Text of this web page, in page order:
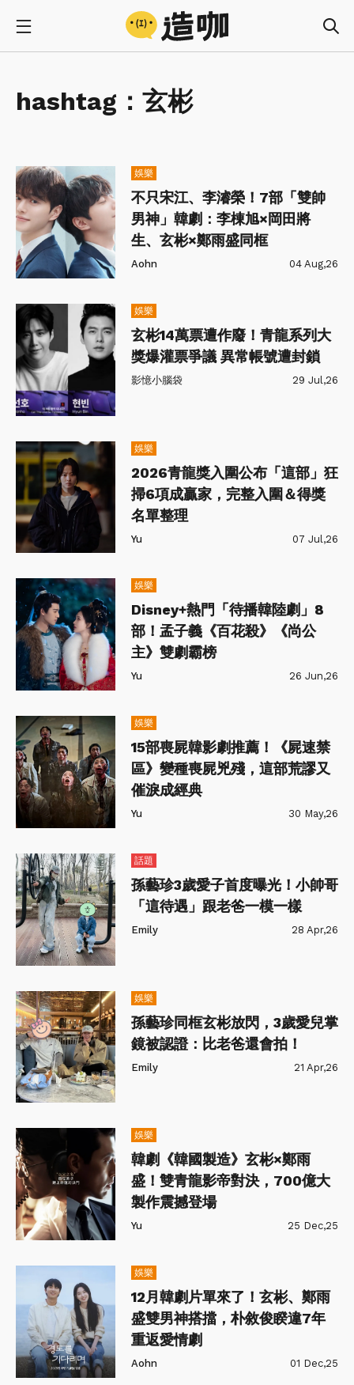
hashtag： 玄彬
娛樂
不只宋江、李濬榮！7部「雙帥
男神」韓劇：李棟旭×岡田將
生、玄彬×鄭雨盛同框
Aohn 04 Aug,26
娛樂
玄彬14萬票遭作廢！青龍系列大
獎爆灌票爭議 異常帳號遭封鎖
影憶小腦袋 29 Jul,26
娛樂
2026青龍獎入圍公布「這部」狂
掃6項成贏家，完整入圍＆得獎
名單整理
Yu 07 Jul,26
娛樂
Disney+熱門「待播韓陸劇」8
部！孟子義《百花殺》《尚公
主》雙劇霸榜
Yu 26 Jun,26
娛樂
15部喪屍韓影劇推薦！《屍速禁
區》變種喪屍兇殘，這部荒謬又
催淚成經典
Yu 30 May,26
話題
孫藝珍3歲愛子首度曝光！小帥哥
「這待遇」跟老爸一模一樣
Emily 28 Apr,26
娛樂
孫藝珍同框玄彬放閃，3歲愛兒掌
鏡被認證：比老爸還會拍！
Emily 21 Apr,26
娛樂
韓劇《韓國製造》玄彬×鄭雨
盛！雙青龍影帝對決，700億大
製作震撼登場
Yu 25 Dec,25
娛樂
12月韓劇片單來了！玄彬、鄭雨
盛雙男神搭擋，朴敘俊睽違7年
重返愛情劇
Aohn 01 Dec,25